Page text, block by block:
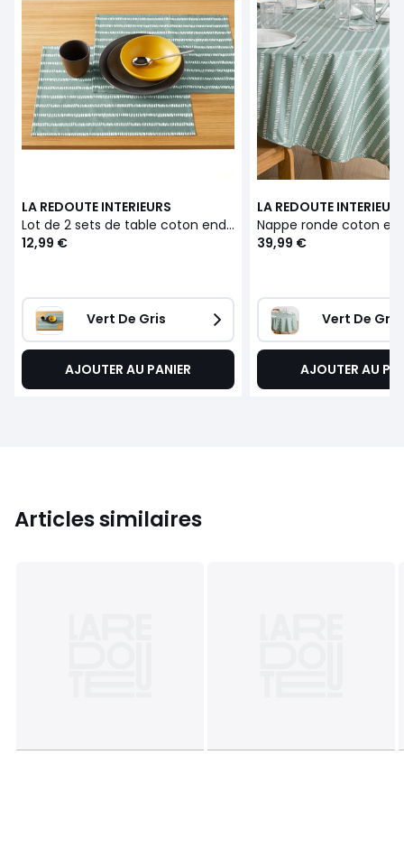
LA REDOUTE INTERIEURS
Lot de 2 sets de table coton enduit Irun
12,99 €
Vert De Gris
AJOUTER AU PANIER
LA REDOUTE
Nappe ronde coton
39,99 €
Vert De Gris
AJOUTER AU
Articles similaires